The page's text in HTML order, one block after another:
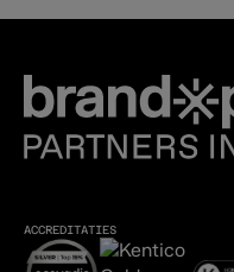
ACCREDITATIES